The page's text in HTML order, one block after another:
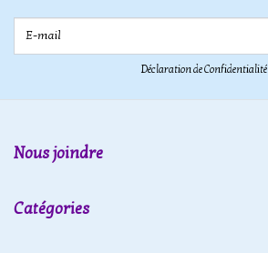
Déclaration de Confidentialité
Nous joindre
Catégories